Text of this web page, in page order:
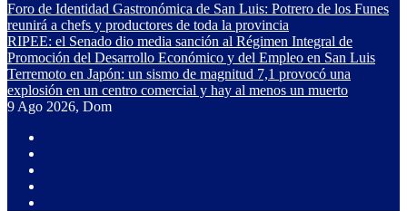
Foro de Identidad Gastronómica de San Luis: Potrero de los Funes
reunirá a chefs y productores de toda la provincia
RIPEE: el Senado dio media sanción al Régimen Integral de
Promoción del Desarrollo Económico y del Empleo en San Luis
Terremoto en Japón: un sismo de magnitud 7,1 provocó una
explosión en un centro comercial y hay al menos un muerto
9 Ago 2026, Dom